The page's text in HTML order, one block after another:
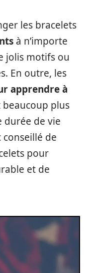
les bracelets
à n’importe
jolis motifs ou
En outre, les
apprendre à
plus
durée de vie
de
pour
et de